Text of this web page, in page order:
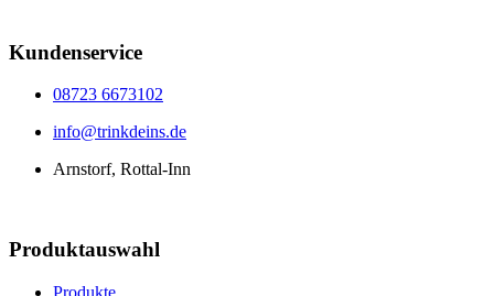
Kundenservice
08723 6673102
info@trinkdeins.de
Arnstorf, Rottal-Inn
Produktauswahl
Produkte